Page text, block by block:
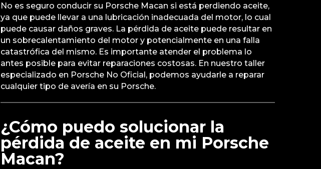
No es seguro conducir su Porsche Macan si está perdiendo aceite,
ya que puede llevar a una lubricación inadecuada del motor, lo cual
puede causar daños graves. La pérdida de aceite puede resultar en
un sobrecalentamiento del motor y potencialmente en una falla
catastrófica del mismo. Es importante atender el problema lo
antes posible para evitar reparaciones costosas. En nuestro taller
especializado en Porsche No Oficial, podemos ayudarle a reparar
cualquier tipo de avería en su Porsche.
¿Cómo puedo solucionar la
pérdida de aceite en mi Porsche
Macan?